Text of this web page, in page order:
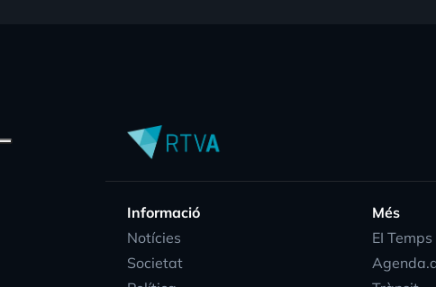
Informació
Notícies
Societat
Més
EI Temps